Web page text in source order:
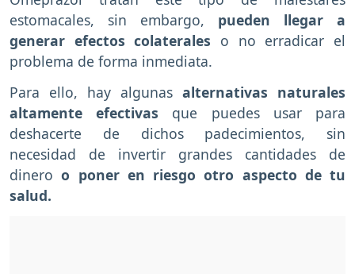
estomacales, sin embargo, pueden llegar a
generar efectos colaterales o no erradicar el
problema de forma inmediata.
Para ello, hay algunas alternativas naturales
altamente efectivas que puedes usar para
deshacerte de dichos padecimientos, sin
necesidad de invertir grandes cantidades de
dineroo poner en riesgo otro aspecto de tu
salud.